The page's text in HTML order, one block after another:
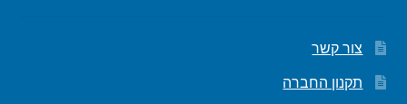
צור קשר
תקנון החברה